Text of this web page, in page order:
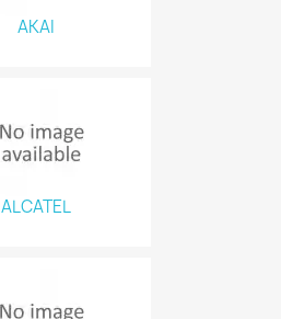
AKAI
ALCATEL